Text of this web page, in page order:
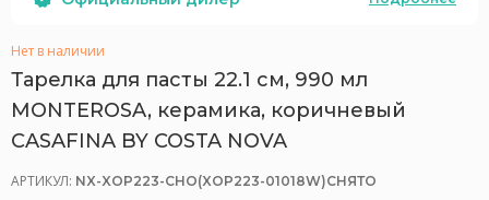
Нет в наличии
Тарелка для пасты 22.1 см, 990 мл
MONTEROSA, керамика, коричневый
CASAFINA BY COSTA NOVA
АРТИКУЛ: NX-XOP223-CHO(XOP223-01018W)СНЯТО